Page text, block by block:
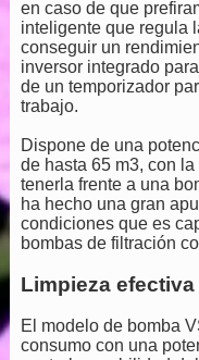
en caso de que
inteligente que regula
conseguir un
inversor integrado
de un temporizador
trabajo.
Dispone de una
de hasta 65 m3, con
tenerla frente a una
ha hecho una gran
condiciones que es
bombas de filtración
Limpieza
El modelo de bomba
consumo con una